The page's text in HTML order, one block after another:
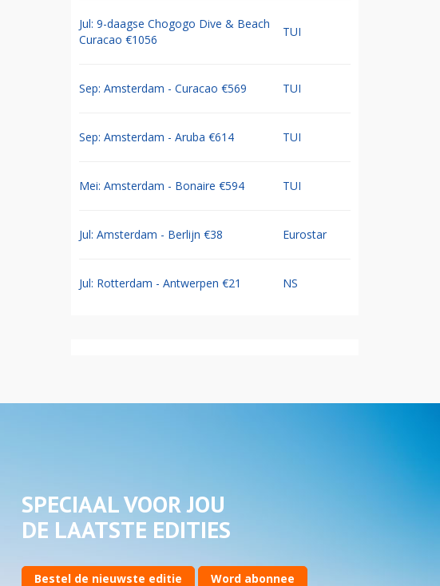
Jul: 9-daagse Chogogo Dive & Beach
Curacao €1056
TUI
Sep: Amsterdam - Curacao €569 TUI
Sep: Amsterdam - Aruba €614 TUI
Mei: Amsterdam - Bonaire €594 TUI
Jul: Amsterdam - Berlijn €38 Eurostar
Jul: Rotterdam - Antwerpen €21 NS
SPECIAAL VOOR JOU
DE LAATSTE EDITIES
Bestel de nieuwste editie Word abonnee